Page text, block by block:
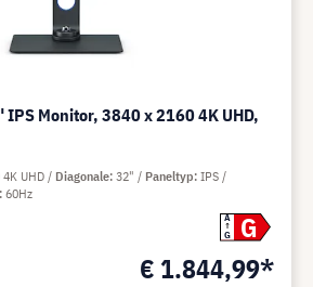
IPS Monitor, 3840 x 2160 4K UHD,
A
G
G
€ 1.844,99*
UHD Diagonale 32" Paneltyp IPS
60Hz